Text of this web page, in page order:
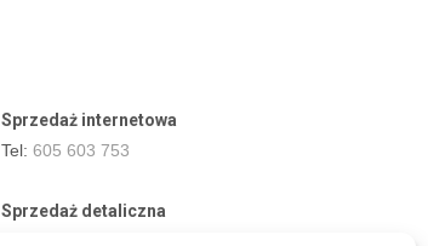
Sprzedaż internetowa
Tel: 605 603 753
Sprzedaż detaliczna